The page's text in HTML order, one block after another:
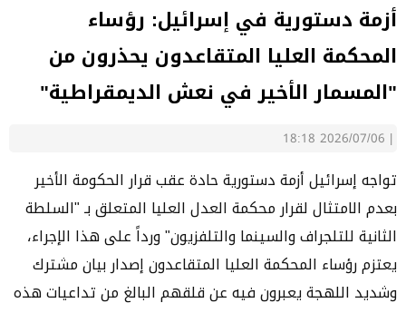
أزمة دستورية في إسرائيل: رؤساء
المحكمة العليا المتقاعدون يحذرون من
"المسمار الأخير في نعش الديمقراطية"
|
2026/07/06 18:18
تواجه إسرائيل أزمة دستورية حادة عقب قرار الحكومة الأخير
بعدم الامتثال لقرار محكمة العدل العليا المتعلق بـ "السلطة
الثانية للتلجراف والسينما والتلفزيون" ورداً على هذا الإجراء،
يعتزم رؤساء المحكمة العليا المتقاعدون إصدار بيان مشترك
وشديد اللهجة يعبرون فيه عن قلقهم البالغ من تداعيات هذه